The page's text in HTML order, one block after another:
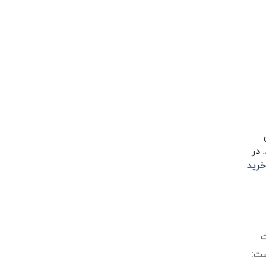
در